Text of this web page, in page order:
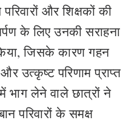
और शिक्षकों की
के लिए उनकी सराहना
जिसके कारण गहन
उत्कृष्ट परिणाम प्राप्त
भाग लेने वाले छात्रों ने
परिवारों के समक्ष